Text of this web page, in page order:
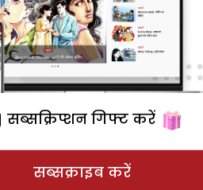
सब्सक्रिप्शन गिफ्ट करें
सब्सक्राइब करें